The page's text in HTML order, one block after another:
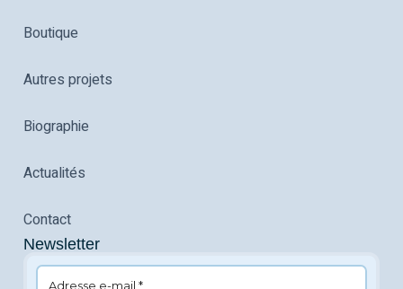
Boutique
Autres projets
Biographie
Actualités
Contact
Newsletter